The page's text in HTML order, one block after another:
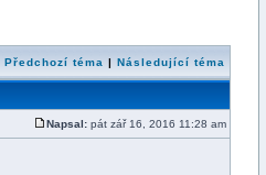
Předchozí téma | Následující téma
Napsal: pát zář 16, 2016 11:28 am